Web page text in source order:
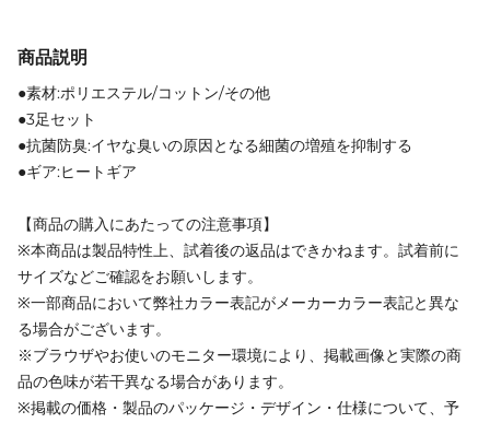
商品説明
●素材:ポリエステル/コットン/その他
●3足セット
●抗菌防臭:イヤな臭いの原因となる細菌の増殖を抑制する
●ギア:ヒートギア
【商品の購入にあたっての注意事項】
※本商品は製品特性上、試着後の返品はできかねます。試着前に
サイズなどご確認をお願いします。
※一部商品において弊社カラー表記がメーカーカラー表記と異な
る場合がございます。
※ブラウザやお使いのモニター環境により、掲載画像と実際の商
品の色味が若干異なる場合があります。
※掲載の価格・製品のパッケージ・デザイン・仕様について、予